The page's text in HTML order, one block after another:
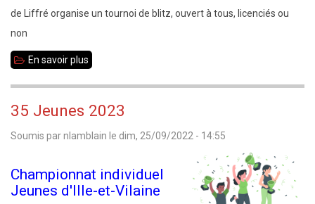
de Liffré organise un tournoi de blitz, ouvert à tous, licenciés ou
non
En savoir plus
octobre
2022
soirée
Blitz
35 Jeunes 2023
Soumis parnlamblain le dim, 25/09/2022 - 14:55
Championnat individuel
Jeunes d'Ille-et-Vilaine